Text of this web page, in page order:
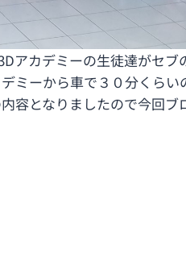
アカデミーの生徒達がセ
ミーから車で３０分くら
容となりましたので今回ブ